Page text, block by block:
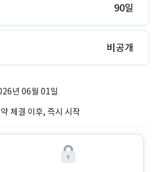
90일
비공개
년 06월 01일
체결 이후, 즉시 시작